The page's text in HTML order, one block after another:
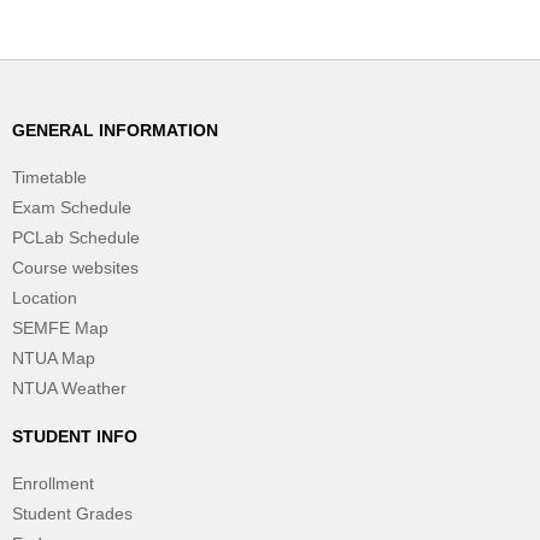
GENERAL INFORMATION
Timetable
Exam Schedule
PCLab Schedule
Course websites
Location
SEMFE Map
NTUA Map
NTUA Weather
STUDENT INFO
Enrollment
Student Grades